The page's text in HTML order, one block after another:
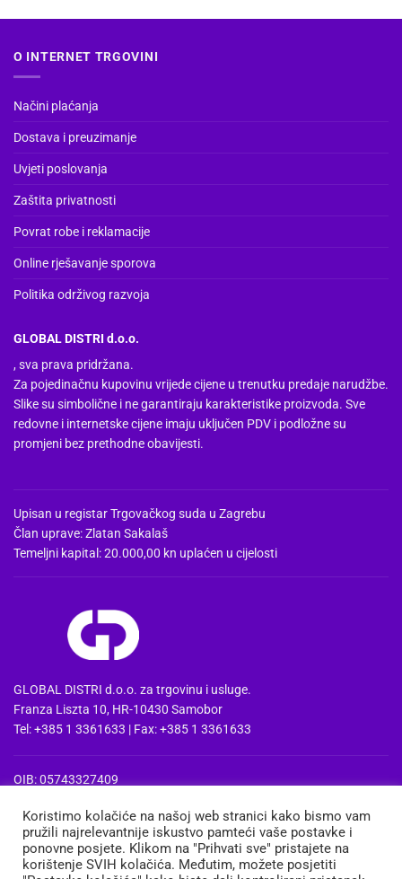
O INTERNET TRGOVINI
Načini plaćanja
Dostava i preuzimanje
Uvjeti poslovanja
Zaštita privatnosti
Povrat robe i reklamacije
Online rješavanje sporova
Politika održivog razvoja
GLOBAL DISTRI d.o.o.
, sva prava pridržana.
Za pojedinačnu kupovinu vrijede cijene u trenutku predaje narudžbe.
Slike su simbolične i ne garantiraju karakteristike proizvoda. Sve
redovne i internetske cijene imaju uključen PDV i podložne su
promjeni bez prethodne obavijesti.
Upisan u registar Trgovačkog suda u Zagrebu
Član uprave: Zlatan Sakalaš
Temeljni kapital: 20.000,00 kn uplaćen u cijelosti
GLOBAL DISTRI d.o.o. za trgovinu i usluge.
Franza Liszta 10, HR-10430 Samobor
Tel: +385 1 3361633 | Fax: +385 1 3361633
OIB: 05743327409
PDV Id: HR05743327409
IBAN: HR3724020061100668741
Erste&Steiermaerkische bank d.d. Zagreb
Koristimo kolačiće na našoj web stranici kako bismo vam
pružili najrelevantnije iskustvo pamteći vaše postavke i
ponovne posjete. Klikom na "Prihvati sve" pristajete na
korištenje SVIH kolačića. Međutim, možete posjetiti